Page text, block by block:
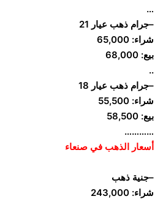
…
–جرام ذهب عيار 21
شراء: 65,000
بيع: 68,000
..
–جرام ذهب عيار 18
شراء: 55,500
بيع: 58,500
…………
أسعار الذهب في صنعاء
–جنية ذهب
شراء: 243,000